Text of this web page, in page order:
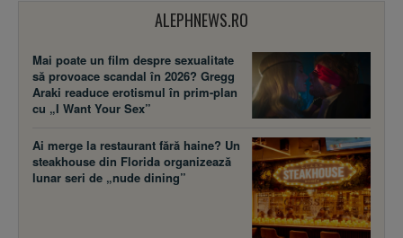
ALEPHNEWS.RO
Mai poate un film despre sexualitate
să provoace scandal în 2026? Gregg
Araki readuce erotismul în prim-plan
cu „I Want Your Sex”
Ai merge la restaurant fără haine? Un
steakhouse din Florida organizează
lunar seri de „nude dining”